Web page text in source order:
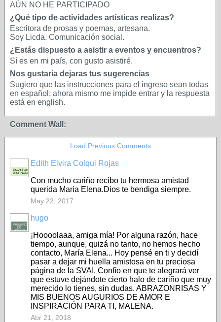
AÚN NO HE PARTICIPADO
¿Qué tipo de actividades artísticas realizas?
Escritora de prosas y poemas, artesana.
Soy Licda. Comunicación social.
¿Estás dispuesto a asistir a eventos y encuentros?
Sí es en mi país, con gusto asistiré.
Nos gustaria dejaras tus sugerencias
Sugiero que las instrucciones para el ingreso sean todas
en español; ahora mismo me impide entrar y la respuesta
está en english.
Comment Wall:
Load Previous Comments
ESCRITORA
DISTINGUIDA
Edith Elvira Colqui Rojas
Con mucho cariño recibo tu hermosa amistad
querida Maria Elena.Dios te bendiga siempre.
May 22, 2017
MIEMBRO
DE
HONOR
hugo
¡Hoooolaaa, amiga mía! Por alguna razón, hace
tiempo, aunque, quizá no tanto, no hemos hecho
contacto, María Elena... Hoy pensé en ti y decidí
pasar a dejar mi huella amistosa en tu preciosa
página de la SVAI. Confío en que te alegrará ver
que estuve dejándote cierto halo de cariño que muy
merecido lo tienes, sin dudas. ABRAZONRISAS Y
MIS BUENOS AUGURIOS DE AMOR E
INSPIRACIÓN PARA TI, MALENA.
Abr 21, 2018